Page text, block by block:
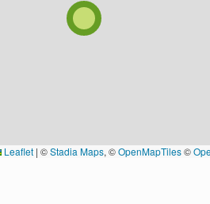
Leaflet | ©Stadia Maps, ©OpenMapTiles©